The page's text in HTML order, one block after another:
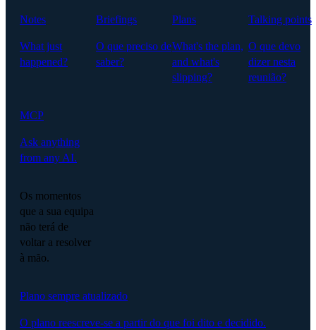
Notes
What just
happened?
Briefings
O que preciso de
saber?
Plans
What's the plan,
and what's
slipping?
Talking points
O que devo
dizer nesta
reunião?
MCP
Ask anything
from any AI.
Os momentos
que a sua equipa
não terá de
voltar a resolver
à mão.
Plano sempre atualizado
O plano reescreve-se a partir do que foi dito e decidido.